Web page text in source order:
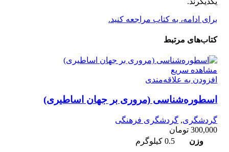
برای ادامه، به کتاب مراجعه کنید.
کتاب‌های مرتبط
مشاهده سریع
افزودن به علاقه‌مندی
اسطوره‌شناسی (مروری بر جهان اساطیری)
گردشگری, گردشگری فرهنگی
300,000 تومان
وزن
0.5 کیلوگرم